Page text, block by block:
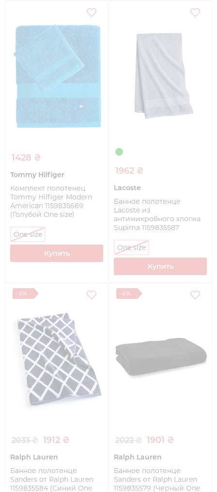
1428 ₴
Tommy Hilfiger
Комплект полотенец
Tommy Hilfiger Modern
American 1159835669
(Голубой One size)
One size
Купить
1962 ₴
Lacoste
Банное полотенце
Lacoste из
антимикробного хлопка
Supima 1159835587
One size
Купить
- 6%
2033 ₴ 1912 ₴
Ralph Lauren
Банное полотенце
Sanders от Ralph Lauren
1159835584 (Синий One
- 6%
2022 ₴ 1901 ₴
Ralph Lauren
Банное полотенце
Sanders от Ralph Lauren
1159835579 (Черный One